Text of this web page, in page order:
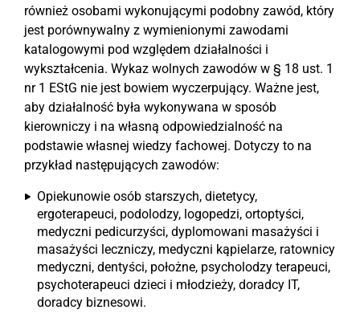
również osobami wykonującymi podobny zawód, który
jest porównywalny z wymienionymi zawodami
katalogowymi pod względem działalności i
wykształcenia. Wykaz wolnych zawodów w § 18 ust. 1
nr 1 EStG nie jest bowiem wyczerpujący. Ważne jest,
aby działalność była wykonywana w sposób
kierowniczy i na własną odpowiedzialność na
podstawie własnej wiedzy fachowej. Dotyczy to na
przykład następujących zawodów:
Opiekunowie osób starszych, dietetycy,
ergoterapeuci, podolodzy, logopedzi, ortoptyści,
medyczni pedicurzyści, dyplomowani masażyści i
masażyści leczniczy, medyczni kąpielarze, ratownicy
medyczni, dentyści, położne, psycholodzy terapeuci,
psychoterapeuci dzieci i młodzieży, doradcy IT,
doradcy biznesowi.